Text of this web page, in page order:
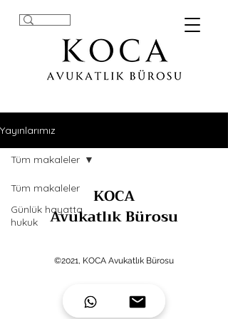
Yayınlarımız
Tüm makaleler
Günlük hayatta
hukuk
Tüm makaleler
KOCA
Avukatlık Bürosu
©2021, KOCA Avukatlık Bürosu